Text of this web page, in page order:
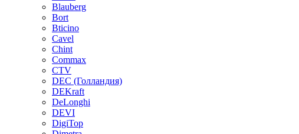
Blauberg
Bort
Bticino
Cavel
Chint
Commax
CTV
DEC (Голландия)
DEKraft
DeLonghi
DEVI
DigiTop